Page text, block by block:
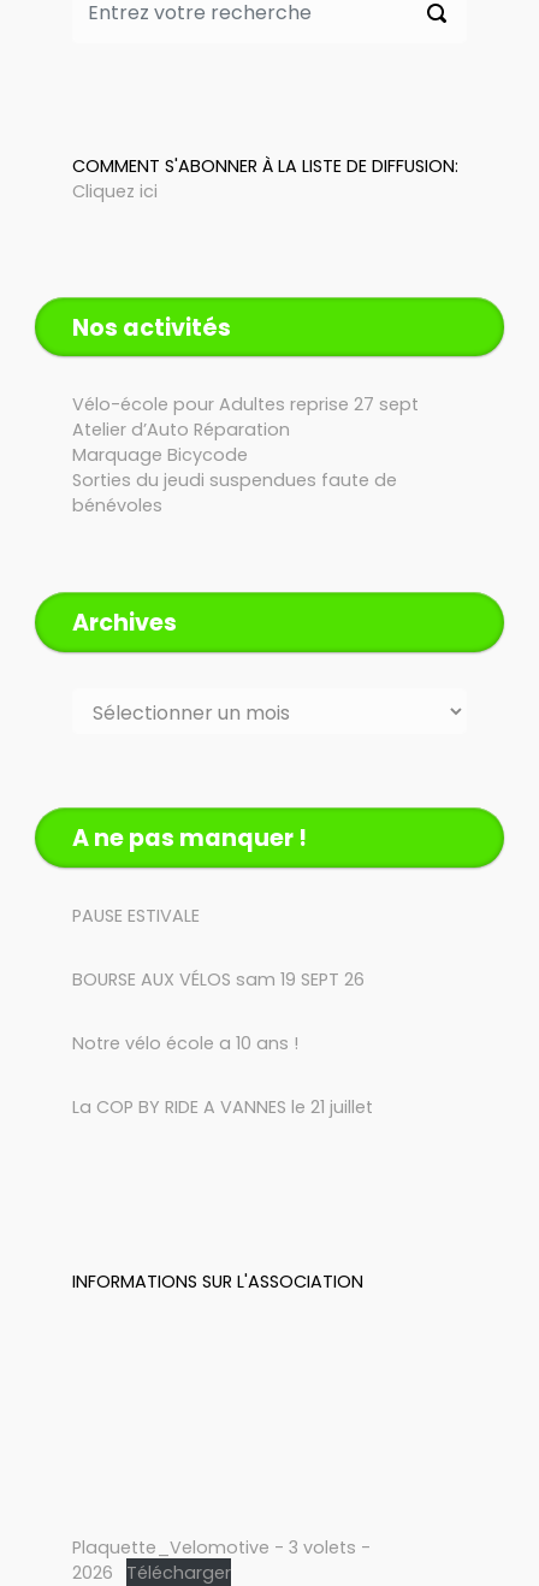
COMMENT S'ABONNER À LA LISTE DE DIFFUSION:
Cliquez ici
Nos activités
Vélo-école pour Adultes reprise 27 sept
Atelier d’Auto Réparation
Marquage Bicycode
Sorties du jeudi suspendues faute de
bénévoles
Archives
Archives
A ne pas manquer !
PAUSE ESTIVALE
BOURSE AUX VÉLOS sam 19 SEPT 26
Notre vélo école a 10 ans !
La COP BY RIDE A VANNES le 21 juillet
INFORMATIONS SUR L'ASSOCIATION
Plaquette_Velomotive - 3 volets -
2026
Télécharger